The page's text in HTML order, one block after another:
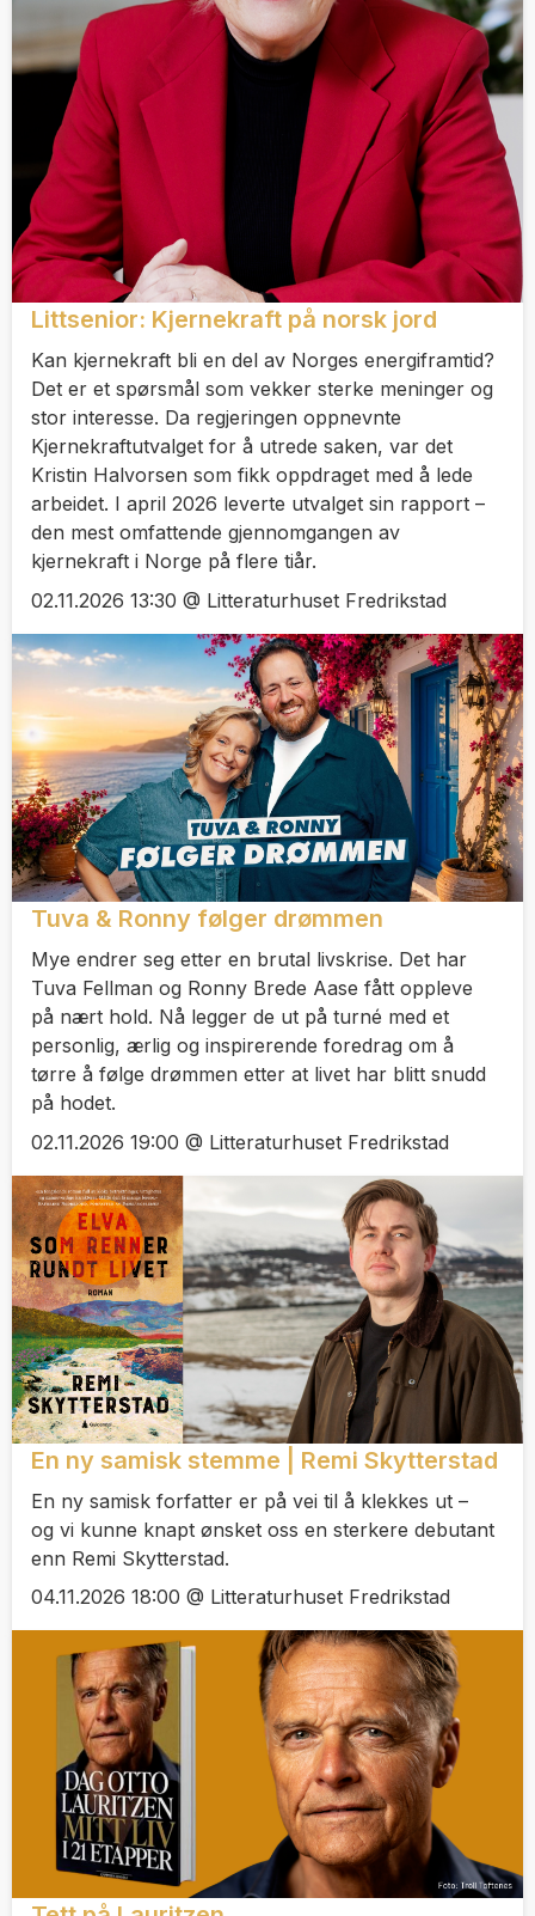
Littsenior: Kjernekraft på norsk jord
Kan kjernekraft bli en del av Norges energiframtid?
Det er et spørsmål som vekker sterke meninger og
stor interesse. Da regjeringen oppnevnte
Kjernekraftutvalget for å utrede saken, var det
Kristin Halvorsen som fikk oppdraget med å lede
arbeidet. I april 2026 leverte utvalget sin rapport –
den mest omfattende gjennomgangen av
kjernekraft i Norge på flere tiår.
02.11.2026 13:30 @ Litteraturhuset Fredrikstad
Tuva & Ronny følger drømmen
Mye endrer seg etter en brutal livskrise. Det har
Tuva Fellman og Ronny Brede Aase fått oppleve
på nært hold. Nå legger de ut på turné med et
personlig, ærlig og inspirerende foredrag om å
tørre å følge drømmen etter at livet har blitt snudd
på hodet.
02.11.2026 19:00 @ Litteraturhuset Fredrikstad
En ny samisk stemme | Remi Skytterstad
En ny samisk forfatter er på vei til å klekkes ut –
og vi kunne knapt ønsket oss en sterkere debutant
enn Remi Skytterstad.
04.11.2026 18:00 @ Litteraturhuset Fredrikstad